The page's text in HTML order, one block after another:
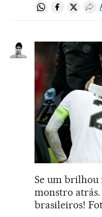
Compartir en
Compartir
Se um brilhou
monstro
brasileiros!